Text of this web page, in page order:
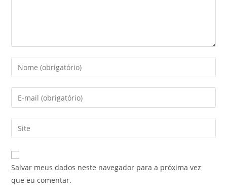
Salvar meus dados neste navegador para a próxima vez
que eu comentar.